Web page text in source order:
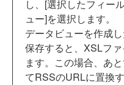
し、[選択したフィー
ュー]を選択します。
データビューを作成
保存すると、XSLフ
ます。この場合、あ
てRSSのURLに置換